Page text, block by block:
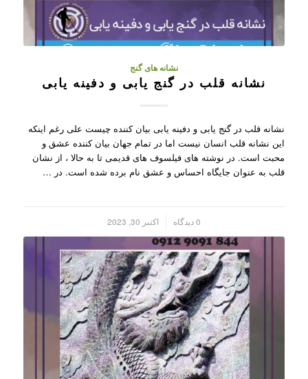
نشانه های گنج
نشانه قلب در گنج یابی و دفینه یابی
نشانه قلب در گنج یابی و دفینه یابی بیان کننده چیست علی رغم اینکه
این نشانه قلب انسان نیست اما در تمام جهان بیان کننده عشق و
محبت است. در نوشته های فیلسوف های قدیمی تا به حالا ، از نشان
قلب به عنوان جایگاه احساس و عشق نام برده شده است. در …
0 دیدگاه اکتبر 30, 2023